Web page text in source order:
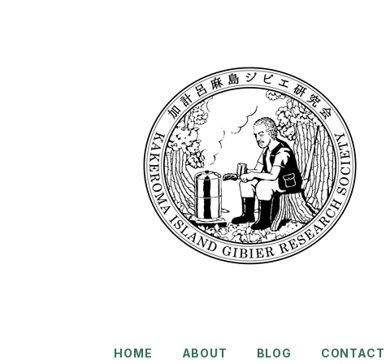
HOME ABOUT BLOG CONTACT